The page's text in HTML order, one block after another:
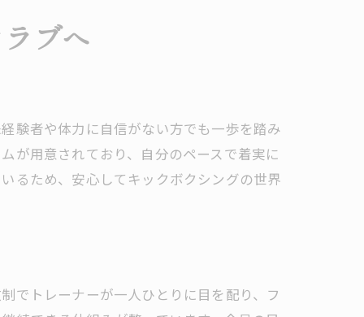
ブへ
験者や体力に自信がない方でも一歩を踏み
が用意されており、自分のペースで着実に
るため、安心してキックボクシングの世界
でトレーナーが一人ひとりに目を配り、フ